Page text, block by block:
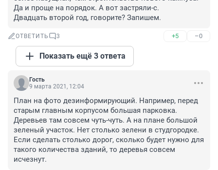
Да и проще на порядок. А вот застряли-с.
Двадцать второй год, говорите? Запишем.
ОТВЕТИТЬ 3 +5 –0
Показать ещё 3 ответа
Гость
9 марта 2021, 12:04
План на фото дезинформирующий. Например, перед
старым главным корпусом большая парковка.
Деревьев там совсем чуть-чуть. А на плане большой
зеленый участок. Нет столько зелени в студгородке.
Если сделать столько дорог, сколько будет нужно для
такого количества зданий, то деревья совсем
исчезнут.